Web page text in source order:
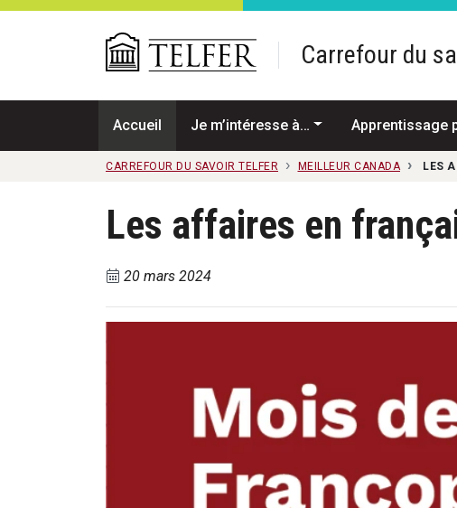
Passer au contenu principal
Carrefour du
Accueil Je m’intéresse à… Apprentissage
CARREFOUR DU SAVOIR TELFER MEILLEUR CANADA LES
Les affaires en
20 mars 2024